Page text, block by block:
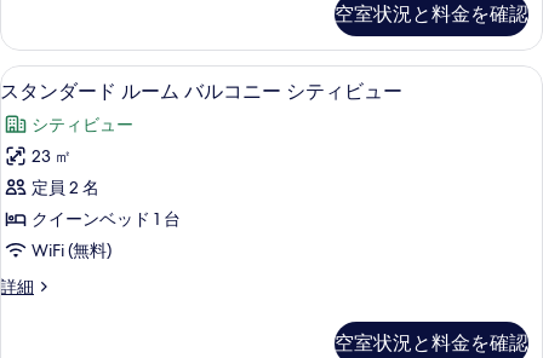
写
真
を
表
示
す
る
ル
ー
ム
の
す
べ
て
の
写
1
ベ
ッ
ル
ー
の
詳
細
空室状況と料金を確認
ス
タ
ン
ダ
ー
ド
ル
ー
1 室のベッドルーム、高級寝具、羽
5
スタンダード ルーム バルコニー シティビュー
シティビュー
23 ㎡
定員 2 名
クイーンベッド 1 台
WiFi (無料)
詳細
ス
空室状況と料金を確認